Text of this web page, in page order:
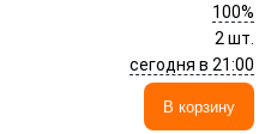
100%
2 шт.
сегодня в 21:00
В корзину